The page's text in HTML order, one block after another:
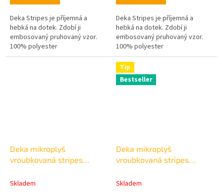
Deka Stripes je příjemná a
hebká na dotek. Zdobí ji
embosovaný pruhovaný vzor.
100% polyester
Deka Stripes je příjemná a
hebká na dotek. Zdobí ji
embosovaný pruhovaný vzor.
100% polyester
Deka mikroplyš
vroubkovaná stripes
Skladem
Tip
Bestseller
Deka mikroplyš
vroubkovaná stripes
Skladem